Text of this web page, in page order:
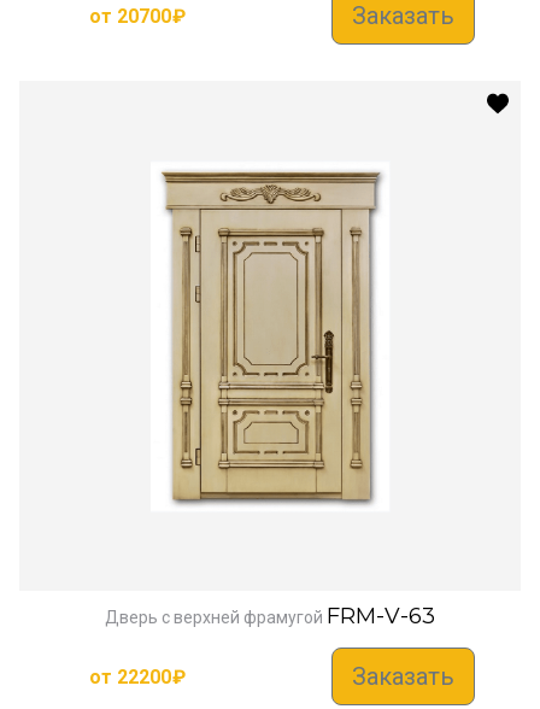
от 20700₽ Заказать
Дверь с верхней фрамугой FRM-V-63
от 22200₽ Заказать